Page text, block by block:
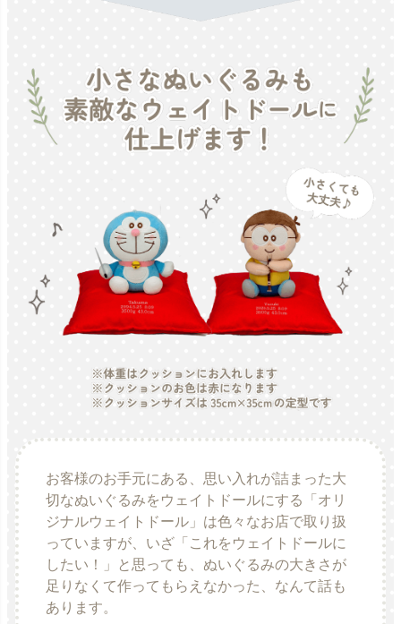
お客様のお手元にある、思い入れが詰まった大
切なぬいぐるみをウェイトドールにする「オリ
ジナルウェイトドール」は色々なお店で取り扱
っていますが、いざ「これをウェイトドールに
したい！」と思っても、ぬいぐるみの大きさが
足りなくて作ってもらえなかった、なんて話も
あります。